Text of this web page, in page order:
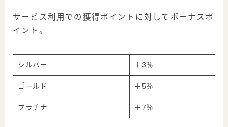
サービス利用での獲得ポイントに対してボーナスポ
イント。
シルバー ＋3％
ゴールド ＋5％
プラチナ ＋7％